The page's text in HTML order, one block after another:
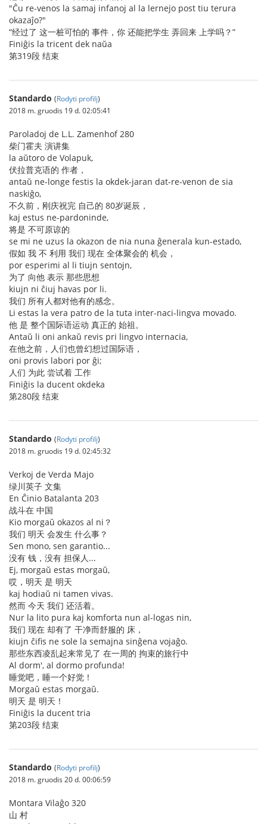
"Ĉu re-venos la samaj infanoj al la lernejo post tiu terura
okazaĵo?"
“经过了 这一桩可怕的 事件，你 还能把学生 弄回来 上学吗？”
Finiĝis la tricent dek naŭa
第319段 结束
Standardo (Rodyti profilį)
2018 m. gruodis 19 d. 02:05:41
Paroladoj de L.L. Zamenhof 280
柴门霍夫 演讲集
la aŭtoro de Volapuk,
伏拉普克语的 作者，
antaŭ ne-longe festis la okdek-jaran dat-re-venon de sia
naskiĝo,
不久前，刚庆祝完 自己的 80岁诞辰，
kaj estus ne-pardoninde,
将是 不可原谅的
se mi ne uzus la okazon de nia nuna ĝenerala kun-estado,
假如 我 不 利用 我们 现在 全体聚会的 机会，
por esperimi al li tiujn sentojn,
为了 向他 表示 那些思想
kiujn ni ĉiuj havas por li.
我们 所有人都对他有的感念。
Li estas la vera patro de la tuta inter-naci-lingva movado.
他 是 整个国际语运动 真正的 始祖。
Antaŭ li oni ankaŭ revis pri lingvo internacia,
在他之前，人们也曾幻想过国际语，
oni provis labori por ĝi;
人们 为此 尝试着 工作
Finiĝis la ducent okdeka
第280段 结束
Standardo (Rodyti profilį)
2018 m. gruodis 19 d. 02:45:32
Verkoj de Verda Majo
绿川英子 文集
En Ĉinio Batalanta 203
战斗在 中国
Kio morgaŭ okazos al ni？
我们 明天 会发生 什么事？
Sen mono, sen garantio...
没有 钱，没有 担保人...
Ej, morgaŭ estas morgaŭ,
哎，明天 是 明天
kaj hodiaŭ ni tamen vivas.
然而 今天 我们 还活着。
Nur la lito pura kaj komforta nun al-logas nin,
我们 现在 却有了 干净而舒服的 床，
kiujn ĉifis ne sole la semajna sinĝena vojaĝo.
那些东西凌乱起来常见了 在一周的 拘束的旅行中
Al dorm', al dormo profunda!
睡觉吧，睡一个好觉！
Morgaŭ estas morgaŭ.
明天 是 明天！
Finiĝis la ducent tria
第203段 结束
Standardo (Rodyti profilį)
2018 m. gruodis 20 d. 00:06:59
Montara Vilaĝo 320
山 村